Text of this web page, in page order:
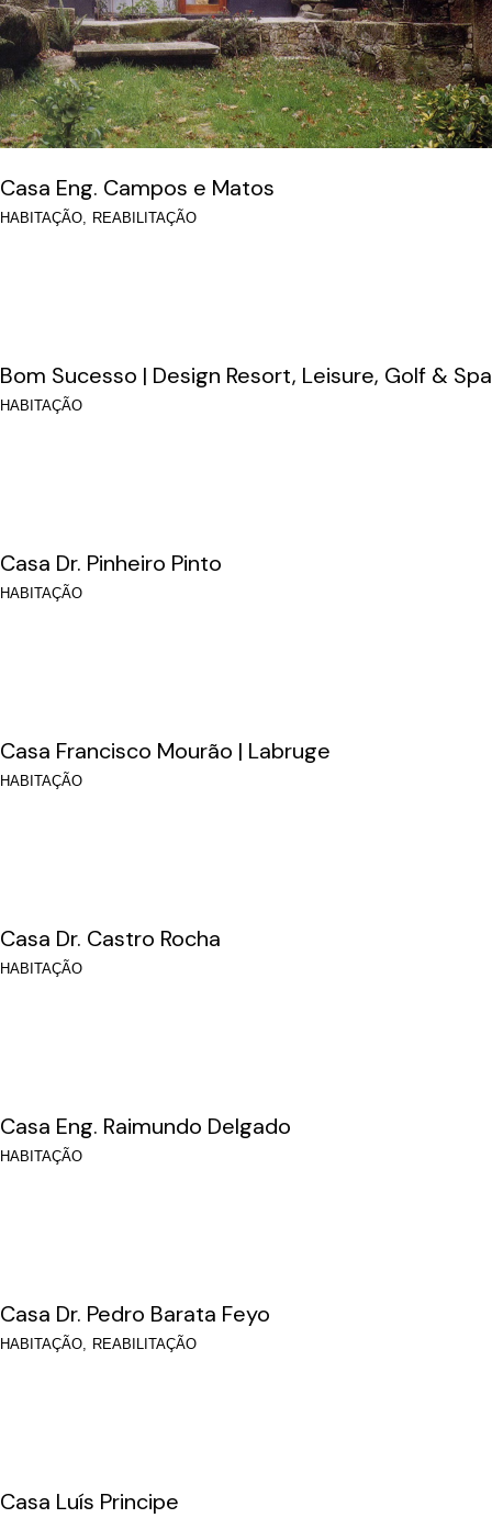
Casa Eng. Campos e Matos
HABITAÇÃO REABILITAÇÃO
Bom Sucesso | Design Resort, Leisure, Golf & Spa
HABITAÇÃO
Casa Dr. Pinheiro Pinto
HABITAÇÃO
Casa Francisco Mourão | Labruge
HABITAÇÃO
Casa Dr. Castro Rocha
HABITAÇÃO
Casa Eng. Raimundo Delgado
HABITAÇÃO
Casa Dr. Pedro Barata Feyo
HABITAÇÃO REABILITAÇÃO
Casa Luís Principe